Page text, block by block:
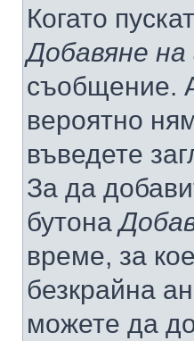
Когато
Добавяне
съобщение.
вероятно
въведете
За да
бутона
време, за
безкрайна
можете да